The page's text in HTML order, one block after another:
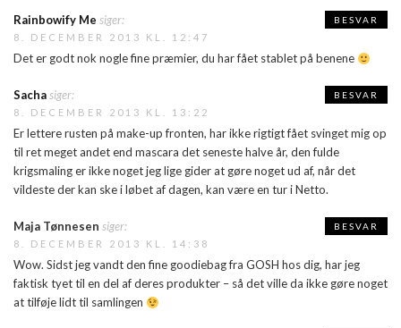
Rainbowify Me siger:
8. DECEMBER 2013 KL. 12:47
Det er godt nok nogle fine præmier, du har fået stablet på benene
BESVAR
Sachasiger:
8. DECEMBER 2013 KL. 13:22
Er lettere rusten på make-up fronten, har ikke rigtigt fået svinget mig op
til ret meget andet end mascara det seneste halve år, den fulde
krigsmaling er ikke noget jeg lige gider at gøre noget ud af, når det
vildeste der kan ske i løbet af dagen, kan være en tur i Netto.
BESVAR
Maja Tønnesen siger:
8. DECEMBER 2013 KL. 14:38
Wow. Sidst jeg vandt den fine goodiebag fra GOSH hos dig, har jeg
faktisk tyet til en del af deres produkter – så det ville da ikke gøre noget
at tilføje lidt til samlingen
BESVAR